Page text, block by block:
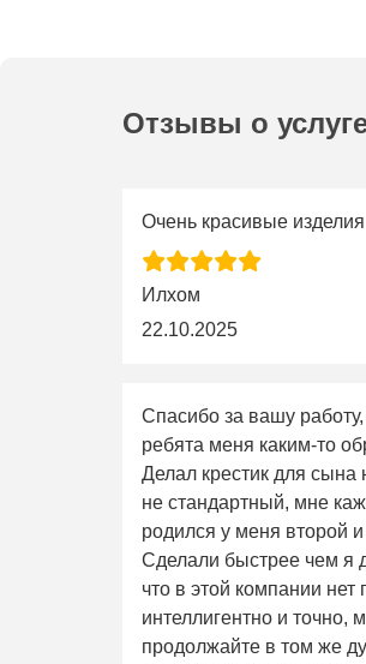
Отзывы о
Очень красивые изделия
Илхом
22.10.2025
Спасибо за вашу
ребята меня каким-то
Делал крестик для сына
не стандартный, мне
родился у меня второй и
Сделали быстрее чем я
что в этой компании
интеллигентно и точно,
продолжайте в том же